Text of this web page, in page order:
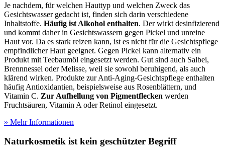
Je nachdem, für welchen Hauttyp und welchen Zweck das
Gesichtswasser gedacht ist, finden sich darin verschiedene
Inhaltstoffe. Häufig ist Alkohol enthalten. Der wirkt desinfizierend
und kommt daher in Gesichtswassern gegen Pickel und unreine
Haut vor. Da es stark reizen kann, ist es nicht für die Gesichtspflege
empfindlicher Haut geeignet. Gegen Pickel kann alternativ ein
Produkt mit Teebaumöl eingesetzt werden. Gut sind auch Salbei,
Brennnessel oder Melisse, weil sie sowohl beruhigend, als auch
klärend wirken. Produkte zur Anti-Aging-Gesichtspflege enthalten
häufig Antioxidantien, beispielsweise aus Rosenblättern, und
Vitamin C. Zur Aufhellung von Pigmentflecken werden
Fruchtsäuren, Vitamin A oder Retinol eingesetzt.
» Mehr Informationen
Naturkosmetik ist kein geschützter Begriff